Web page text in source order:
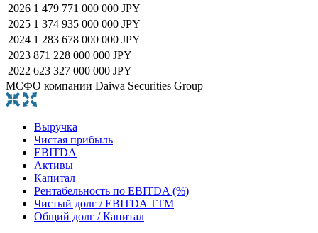
2026 1 479 771 000 000 JPY
2025 1 374 935 000 000 JPY
2024 1 283 678 000 000 JPY
2023 871 228 000 000 JPY
2022 623 327 000 000 JPY
МСФО компании Daiwa Securities Group
Выручка
Чистая прибыль
EBITDA
Активы
Капитал
Рентабельность по EBITDA (%)
Чистый долг / EBITDA TTM
Общий долг / Капитал